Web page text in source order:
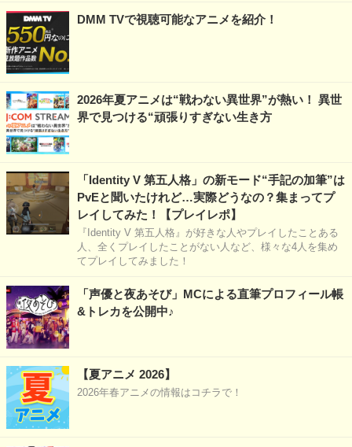
DMM TVで視聴可能なアニメを紹介！
2026年夏アニメは“戦わない異世界”が熱い！ 異世
界で見つける“頑張りすぎない生き方
「Identity V 第五人格」の新モード“手記の加筆”は
PvEと聞いたけれど…実際どうなの？集まってプ
レイしてみた！【プレイレポ】
『Identity V 第五人格』が好きな人やプレイしたことある
人、全くプレイしたことがない人など、様々な4人を集め
てプレイしてみました！
「声優と夜あそび」MCによる直筆プロフィール帳
&トレカを公開中♪
【夏アニメ 2026】
2026年春アニメの情報はコチラで！